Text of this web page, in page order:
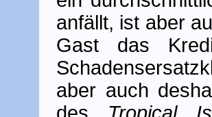
anfällt, ist aber
Gast das
aber auch